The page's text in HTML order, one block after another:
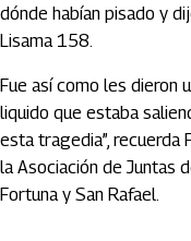
dónde habían pisado y
Lisama 158.
Fue así como les dieron
liquido que estaba
esta tragedia”, recuerda
la Asociación de Juntas
Fortuna y San Rafael.